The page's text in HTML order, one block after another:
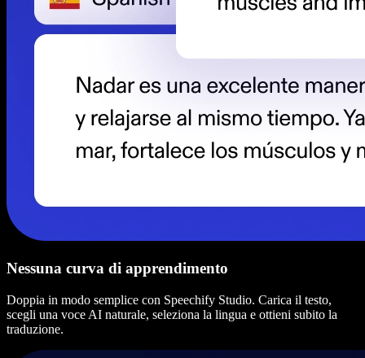
Nessuna curva di apprendimento
Doppia in modo semplice con Speechify Studio. Carica il testo,
scegli una voce AI naturale, seleziona la lingua e ottieni subito la
traduzione.